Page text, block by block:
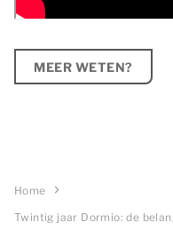
MEER WETEN?
Home
Twintig jaar Dormio: de